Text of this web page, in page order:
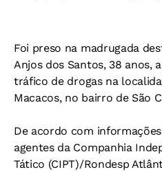
Foi preso na madrugada
Anjos dos Santos, 38 anos,
tráfico de drogas na
Macacos, no bairro de São
De acordo com
agentes da Companhia
Tático (CIPT)/Rondesp